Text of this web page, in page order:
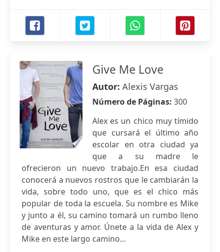
Give Me Love
Autor: Alexis Vargas
Número de Páginas: 300
Alex es un chico muy tímido
que cursará el último año
escolar en otra ciudad ya
que a su madre le
ofrecieron un nuevo trabajo.En esa ciudad
conocerá a nuevos rostros que le cambiarán la
vida, sobre todo uno, que es el chico más
popular de toda la escuela. Su nombre es Mike
y junto a él, su camino tomará un rumbo lleno
de aventuras y amor. Únete a la vida de Alex y
Mike en este largo camino...